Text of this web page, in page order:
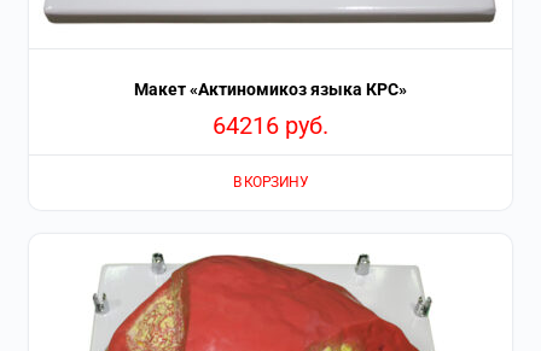
Макет «Актиномикоз языка КРС»
64216 руб.
В КОРЗИНУ